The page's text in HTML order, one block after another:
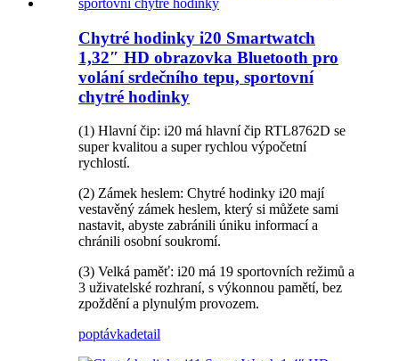
Chytré hodinky i20 Smartwatch
1,32″ HD obrazovka Bluetooth pro
volání srdečního tepu, sportovní
chytré hodinky
(1) Hlavní čip: i20 má hlavní čip RTL8762D se
super kvalitou a super rychlou výpočetní
rychlostí.
(2) Zámek heslem: Chytré hodinky i20 mají
vestavěný zámek heslem, který si můžete sami
nastavit, abyste zabránili úniku informací a
chránili osobní soukromí.
(3) Velká paměť: i20 má 19 sportovních režimů a
3 uživatelské rozhraní, s výkonnou pamětí, bez
zpoždění a plynulým provozem.
poptávkadetail